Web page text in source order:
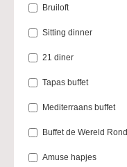
Bruiloft
Sitting dinner
21 diner
Tapas buffet
Mediterraans buffet
Buffet de Wereld Rond
Amuse hapjes